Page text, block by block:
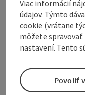
Suitability
Accessibility
Viac informácií
údajov. Týmto
cookie (vrátane
môžete
nastavení. Tento
Povoliť